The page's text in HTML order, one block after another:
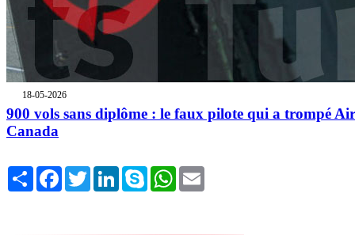
18-05-2026
900 vols sans diplôme : le faux pilote qui a trompé Air
Canada
Share FacebookTwitterLinkedInSkype WhatsApp